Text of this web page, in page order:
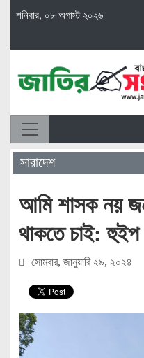
শনিবার, ০৮ অগাস্ট ২০২৬
সারাদেশ
আমি শাসক নয়
থাকতে চাই:
সোমবার, জানুয়ারি ২৯, ২০২৪